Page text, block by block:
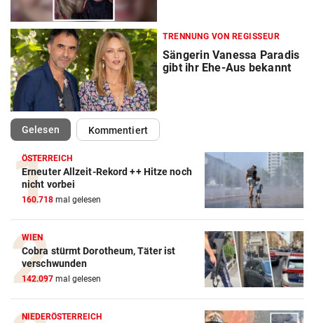
TRENNUNG VON REGISSEUR
Sängerin Vanessa Paradis
gibt ihr Ehe-Aus bekannt
Gelesen(ausgewählt)Kommentiert
ÖSTERREICH
Erneuter Allzeit-Rekord ++ Hitze noch
nicht vorbei
160.718 mal gelesen
WIEN
Cobra stürmt Dorotheum, Täter ist
verschwunden
142.097 mal gelesen
NIEDERÖSTERREICH